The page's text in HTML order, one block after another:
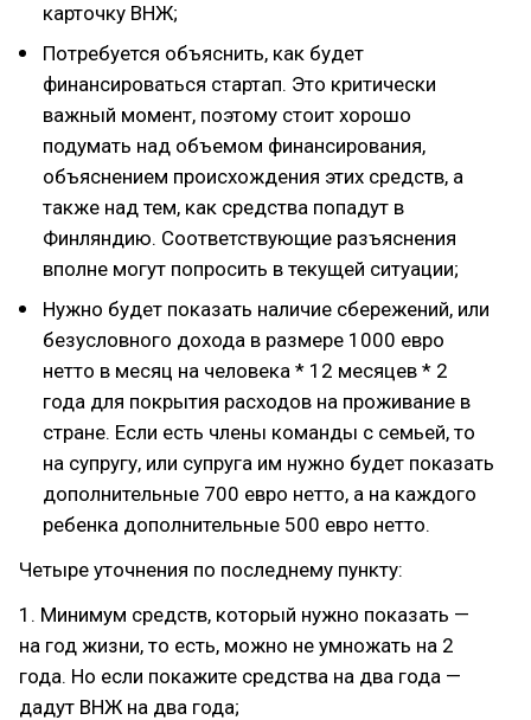
карточку ВНЖ;
Потребуется объяснить, как будет
финансироваться стартап. Это критически
важный момент, поэтому стоит хорошо
подумать над объемом финансирования,
объяснением происхождения этих средств, а
также над тем, как средства попадут в
Финляндию. Соответствующие разъяснения
вполне могут попросить в текущей ситуации;
Нужно будет показать наличие сбережений, или
безусловного дохода в размере 1000 евро
нетто в месяц на человека * 12 месяцев * 2
года для покрытия расходов на проживание в
стране. Если есть члены команды с семьей, то
на супругу, или супруга им нужно будет показать
дополнительные 700 евро нетто, а на каждого
ребенка дополнительные 500 евро нетто.
Четыре уточнения по последнему пункту:
1. Минимум средств, который нужно показать —
на год жизни, то есть, можно не умножать на 2
года. Но если покажите средства на два года —
дадут ВНЖ на два года;